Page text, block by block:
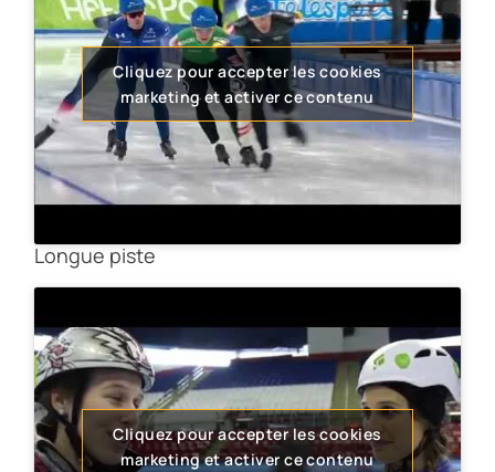
Cliquez pour accepter les cookies
marketing et activer ce contenu
Longue piste
Cliquez pour accepter les cookies
marketing et activer ce contenu